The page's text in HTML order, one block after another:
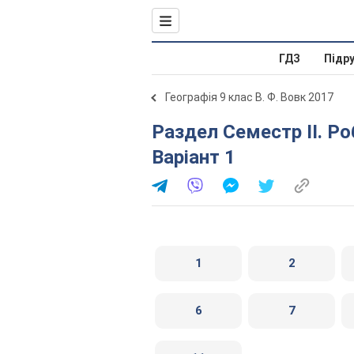
ГДЗ
Географія 9 клас В. Ф. Вовк 2017
Раздел Семестр ІІ. Робота семестрового оцінювання.
Варіант 1
1 2
6 7